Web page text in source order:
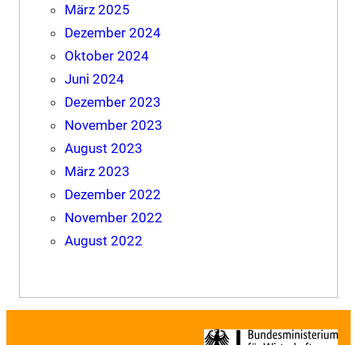
März 2025
Dezember 2024
Oktober 2024
Juni 2024
Dezember 2023
November 2023
August 2023
März 2023
Dezember 2022
November 2022
August 2022